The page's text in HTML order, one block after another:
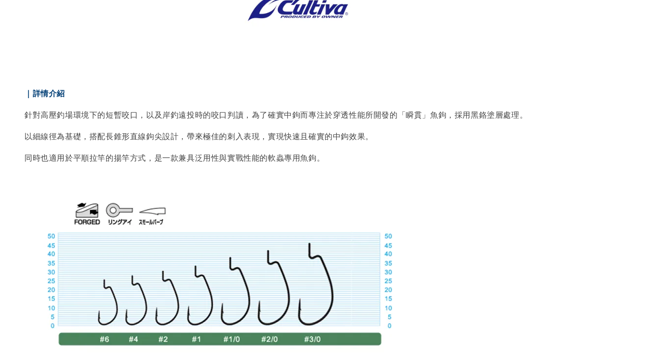
｜詳情介紹
針對高壓釣場環境下的短暫咬口，以及岸釣遠投時的咬口判讀，為了確實中鉤而專注於穿透性能所開發的「瞬貫」魚鉤，採用黑鉻塗層處理。
以細線徑為基礎，搭配長錐形直線鉤尖設計，帶來極佳的刺入表現，實現快速且確實的中鉤效果。
同時也適用於平順拉竿的揚竿方式，是一款兼具泛用性與實戰性能的軟蟲專用魚鉤。